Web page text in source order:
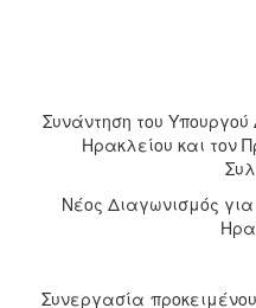
2015
2013
2011
2006
Συνάντηση του
Ηρακλείου και τον
Νέος Διαγωνισμός
Συνεργασία